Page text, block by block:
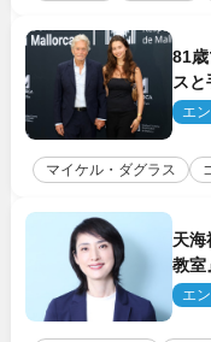
81
スと
エ
マイケル・ダグラス
天
教室
エ